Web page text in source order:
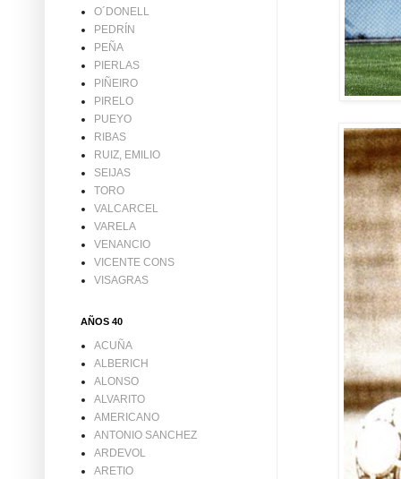
O´DONELL
PEDRÍN
PEÑA
PIERLAS
PIÑEIRO
PIRELO
PUEYO
RIBAS
RUIZ, EMILIO
SEIJAS
TORO
VALCARCEL
VARELA
VENANCIO
VICENTE CONS
VISAGRAS
AÑOS 40
ACUÑA
ALBERICH
ALONSO
ALVARITO
AMERICANO
ANTONIO SANCHEZ
ARDEVOL
ARETIO